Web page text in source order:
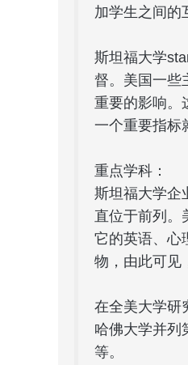
加学生之间的
斯坦福大学
督。美国一些
重要的影响。
一个重要指标
重点学科：
斯坦福大学企
直位于前列。
它的英语、心
物，由此可见
在全美大学研
哈佛大学并列
等。